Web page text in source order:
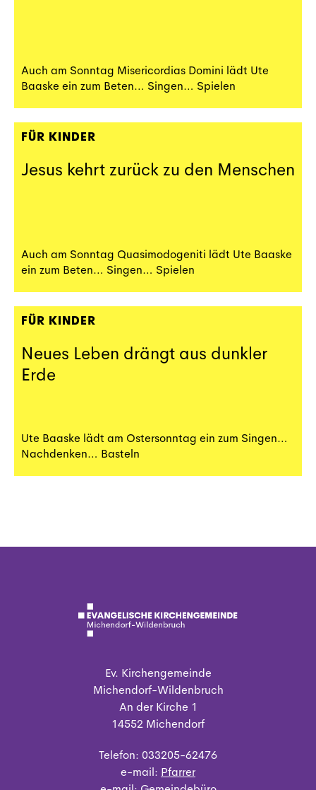
Auch am Sonntag Misericordias Domini lädt Ute
Baaske ein zum Beten… Singen… Spielen
FÜR KINDER
Jesus kehrt zurück zu den Menschen
Auch am Sonntag Quasimodogeniti lädt Ute Baaske
ein zum Beten… Singen… Spielen
FÜR KINDER
Neues Leben drängt aus dunkler
Erde
Ute Baaske lädt am Ostersonntag ein zum Singen…
Nachdenken… Basteln
Ev. Kirchengemeinde
Michendorf-Wildenbruch
An der Kirche 1
14552 Michendorf
Telefon: 033205-62476
e-mail: Pfarrer